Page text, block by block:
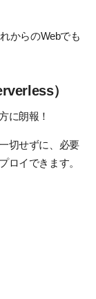
からのWebでも
）
に朗報！
切せずに、必要
ロイできます。